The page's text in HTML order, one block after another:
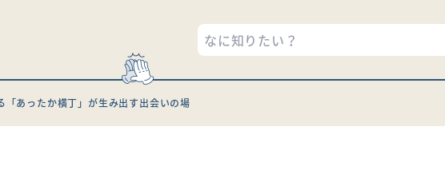
あったか横丁」が生み出す出会いの場